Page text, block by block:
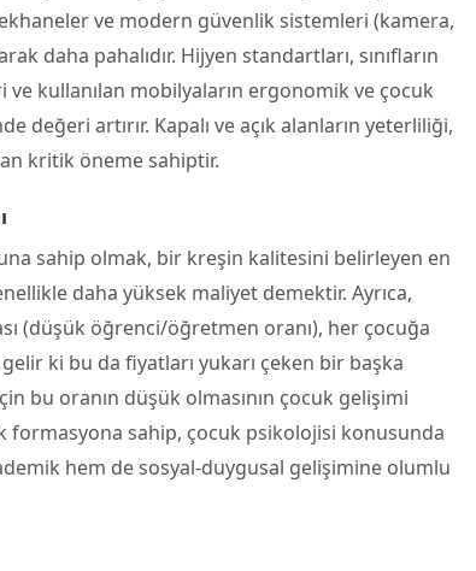
ve modern güvenlik sistemleri (kamera,
daha pahalıdır. Hijyen standartları, sınıfların
ve kullanılan mobilyaların ergonomik ve çocuk
artırır. Kapalı ve açık alanların yeterliliği,
kritik öneme sahiptir.
sahip olmak, bir kreşin kalitesini belirleyen en
daha yüksek maliyet demektir. Ayrıca,
(düşük öğrenci/öğretmen oranı), her çocuğa
ki bu da fiyatları yukarı çeken bir başka
bu oranın düşük olmasının çocuk gelişimi
formasyona sahip, çocuk psikolojisi konusunda
hem de sosyal-duygusal gelişimine olumlu